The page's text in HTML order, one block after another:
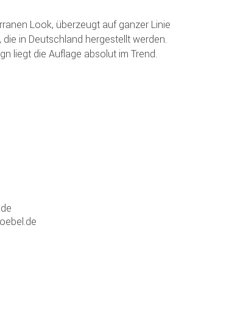
Look, überzeugt auf ganzer Linie
in Deutschland hergestellt werden.
liegt die Auflage absolut im Trend.